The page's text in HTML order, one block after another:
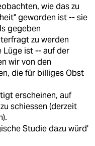
wie das zu
geworden ist -- sie
gegeben
zu werden
Lüge ist -- auf der
wir von den
die für billiges Obst
erscheinen, auf
schiessen (derzeit
Studie dazu würd'